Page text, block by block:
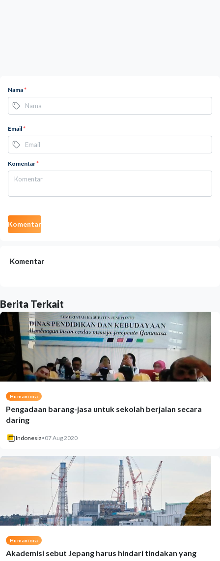
Nama*
Email*
Komentar*
Komentar
Komentar
Berita Terkait
Humaniora
Pengadaan barang-jasa untuk sekolah berjalan secara
daring
Indonesia•07 Aug 2020
Humaniora
Akademisi sebut Jepang harus hindari tindakan yang